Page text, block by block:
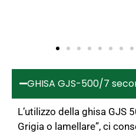
GHISA GJS-500/7
L’utilizzo della ghisa GJS
Grigia o lamellare”, ci